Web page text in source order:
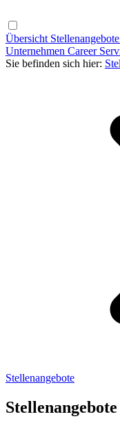
Übersicht Stellenangebote
Unternehmen Career
Sie befinden sich hier:
Stellenangebote
Stellenangebote